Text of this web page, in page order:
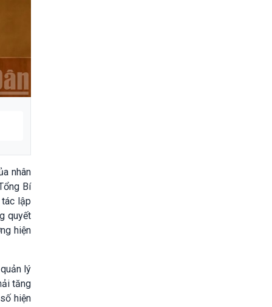
nhân
Bí
lập
quyết
hiện
lý
tăng
hiện